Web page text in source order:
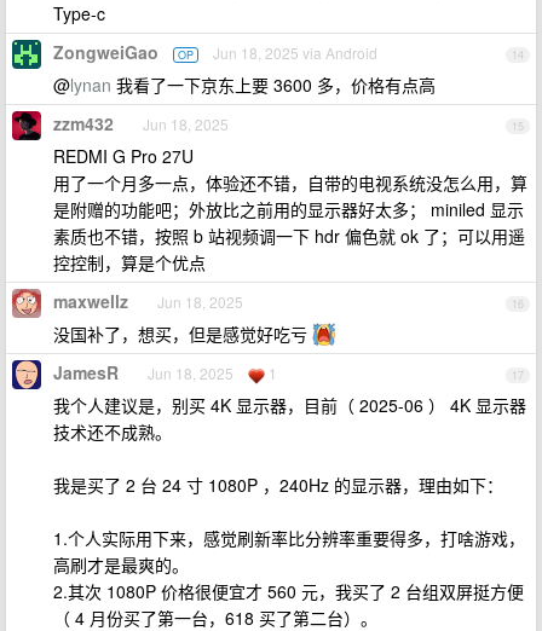
Type-c
14
ZongweiGao OP Jun 18, 2025 via Android
@lynan 我看了一下京东上要 3600 多，价格有点高
15
zzm432 Jun 18, 2025
REDMI G Pro 27U
用了一个月多一点，体验还不错，自带的电视系统没怎么用，算
是附赠的功能吧；外放比之前用的显示器好太多； miniled 显示
素质也不错，按照 b 站视频调一下 hdr 偏色就 ok 了；可以用遥
控控制，算是个优点
16
maxwellz Jun 18, 2025
没国补了，想买，但是感觉好吃亏
17
JamesR Jun 18, 2025 1
我个人建议是，别买 4K 显示器，目前（ 2025-06 ） 4K 显示器
技术还不成熟。
我是买了 2 台 24 寸 1080P ，240Hz 的显示器，理由如下：
1.个人实际用下来，感觉刷新率比分辨率重要得多，打啥游戏，
高刷才是最爽的。
2.其次 1080P 价格很便宜才 560 元，我买了 2 台组双屏挺方便
（ 4 月份买了第一台，618 买了第二台）。